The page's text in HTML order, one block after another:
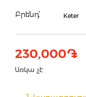
Բրենդ՝ Keter
230,000֏
Առկա չէ